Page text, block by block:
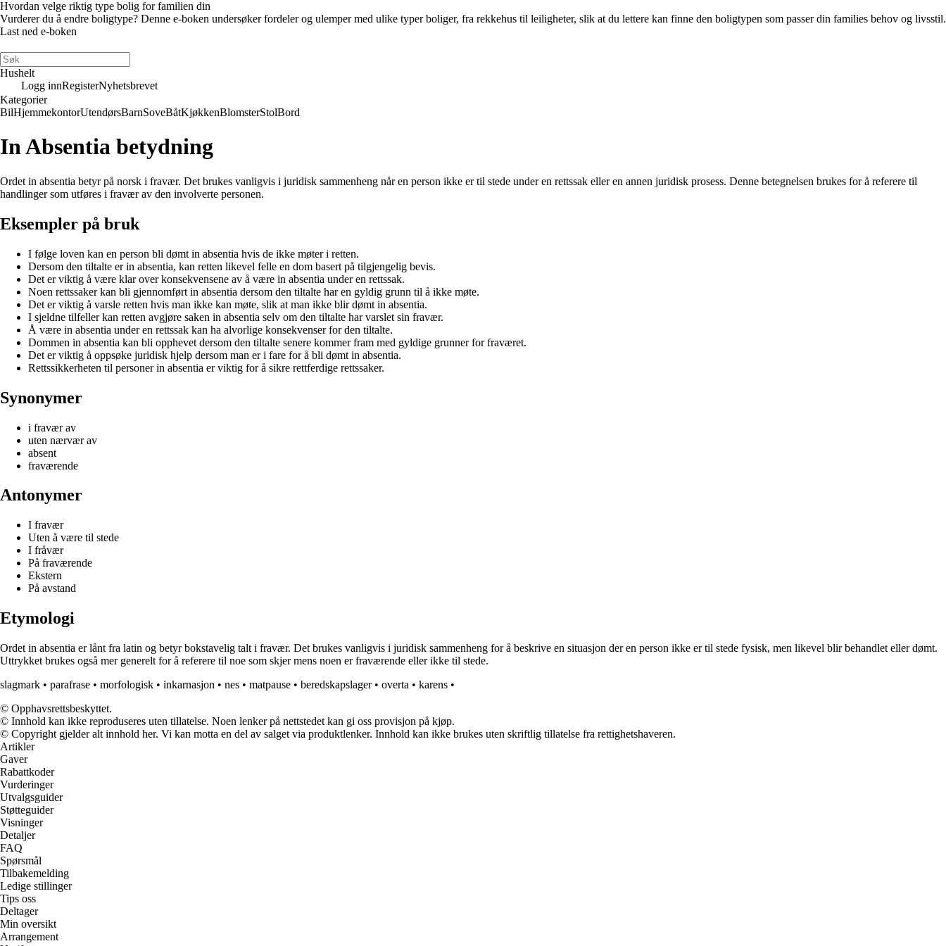
Hvordan velge riktig type bolig for familien din
Vurderer du å endre boligtype? Denne e-boken undersøker fordeler og ulemper med ulike typer boliger, fra rekkehus til leiligheter, slik at du lettere kan finne den boligtypen som passer din families behov og livsstil.
Last ned e-boken
Hushelt
Logg innRegisterNyhetsbrevet
Kategorier
BilHjemmekontorUtendørsBarnSoveBåtKjøkkenBlomsterStolBord
In Absentia betydning
Ordet in absentia betyr på norsk i fravær. Det brukes vanligvis i juridisk sammenheng når en person ikke er til stede under en rettssak eller en annen juridisk prosess. Denne betegnelsen brukes for å referere til
handlinger som utføres i fravær av den involverte personen.
Eksempler på bruk
I følge loven kan en person bli dømt in absentia hvis de ikke møter i retten.
Dersom den tiltalte er in absentia, kan retten likevel felle en dom basert på tilgjengelig bevis.
Det er viktig å være klar over konsekvensene av å være in absentia under en rettssak.
Noen rettssaker kan bli gjennomført in absentia dersom den tiltalte har en gyldig grunn til å ikke møte.
Det er viktig å varsle retten hvis man ikke kan møte, slik at man ikke blir dømt in absentia.
I sjeldne tilfeller kan retten avgjøre saken in absentia selv om den tiltalte har varslet sin fravær.
Å være in absentia under en rettssak kan ha alvorlige konsekvenser for den tiltalte.
Dommen in absentia kan bli opphevet dersom den tiltalte senere kommer fram med gyldige grunner for fraværet.
Det er viktig å oppsøke juridisk hjelp dersom man er i fare for å bli dømt in absentia.
Rettssikkerheten til personer in absentia er viktig for å sikre rettferdige rettssaker.
Synonymer
i fravær av
uten nærvær av
absent
fraværende
Antonymer
I fravær
Uten å være til stede
I fråvær
På fraværende
Ekstern
På avstand
Etymologi
Ordet in absentia er lånt fra latin og betyr bokstavelig talt i fravær. Det brukes vanligvis i juridisk sammenheng for å beskrive en situasjon der en person ikke er til stede fysisk, men likevel blir behandlet eller dømt.
Uttrykket brukes også mer generelt for å referere til noe som skjer mens noen er fraværende eller ikke til stede.
slagmark • parafrase • morfologisk • inkarnasjon • nes • matpause • beredskapslager• overta • karens •
© Opphavsrettsbeskyttet.
© Innhold kan ikke reproduseres uten tillatelse. Noen lenker på nettstedet kan gi oss provisjon på kjøp.
© Copyright gjelder alt innhold her. Vi kan motta en del av salget via produktlenker. Innhold kan ikke brukes uten skriftlig tillatelse fra rettighetshaveren.
Artikler
Gaver
Rabattkoder
Vurderinger
Utvalgsguider
Støtteguider
Visninger
Detaljer
FAQ
Spørsmål
Tilbakemelding
Ledige stillinger
Tips oss
Deltager
Min oversikt
Arrangement